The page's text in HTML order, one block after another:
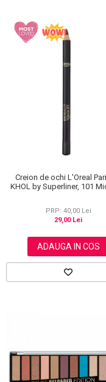
Creion de ochi L'Oreal
KHOL by Superliner, 101
PRP: 40,00 Lei
29,00 Lei
ADAUGA IN COS